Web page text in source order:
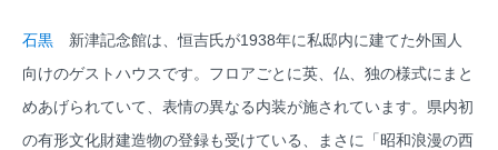
石黒 新津記念館は、恒吉氏が1938年に私邸内に建てた外国人
向けのゲストハウスです。フロアごとに英、仏、独の様式にまと
めあげられていて、表情の異なる内装が施されています。県内初
の有形文化財建造物の登録も受けている、まさに「昭和浪漫の西